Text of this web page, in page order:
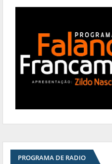
PROGRAMA DE RADIO